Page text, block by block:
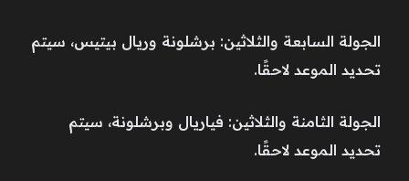
الجولة السابعة والثلاثين: برشلونة وريال بيتيس، سيتم
تحديد الموعد لاحقًا.
الجولة الثامنة والثلاثين: فياريال وبرشلونة، سيتم
تحديد الموعد لاحقًا.